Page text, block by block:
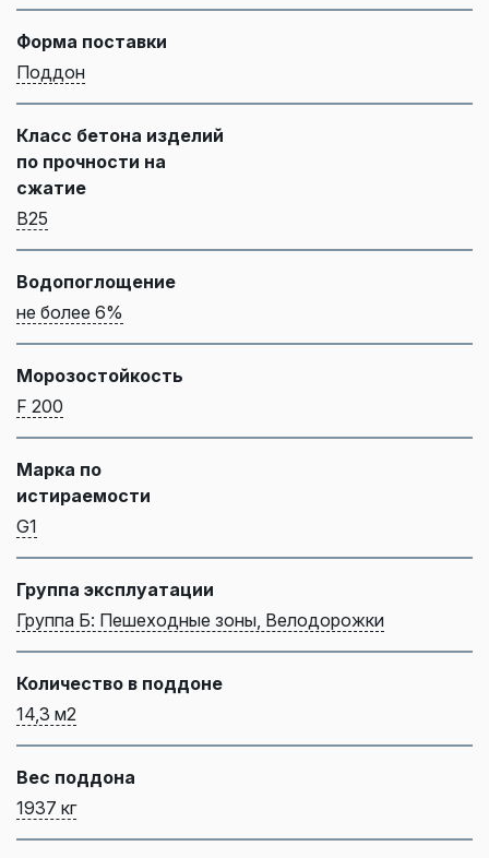
Форма поставки
Поддон
Класс бетона изделий
по прочности на
сжатие
B25
Водопоглощение
не более 6%
Морозостойкость
F 200
Марка по
истираемости
G1
Группа эксплуатации
Группа Б: Пешеходные зоны, Велодорожки
Количество в поддоне
14,3 м2
Вес поддона
1937 кг